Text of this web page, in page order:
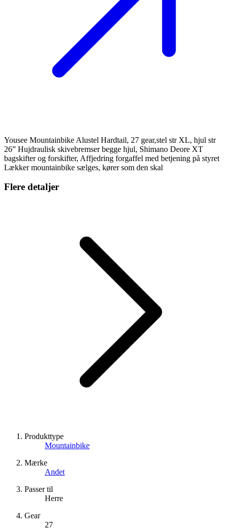
Yousee Mountainbike Alustel Hardtail, 27 gear,stel str XL, hjul str
26” Hujdraulisk skivebremser begge hjul, Shimano Deore XT
bagskifter og forskifter, Affjedring forgaffel med betjening på styret
Lækker mountainbike sælges, kører som den skal
Flere detaljer
Produkttype
Mountainbike
Mærke
Andet
Passer til
Herre
Gear
27